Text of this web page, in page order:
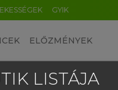
GYIK
ELŐZMÉNYEK
LISTÁJA